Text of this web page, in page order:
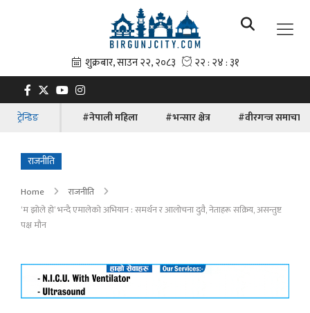
ट्रेन्डिङ #नेपाली महिला #भन्सार क्षेत्र #वीरगन्ज समाचार
राजनीति
Home
राजनीति
‘म झोले हो’ भन्दै एमालेको अभियान : समर्थन र आलोचना दुवै, नेताहरू सक्रिय, असन्तुष्ट
पक्ष मौन